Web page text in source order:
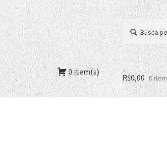
por:
0 item(s)
R$0,00 0 item